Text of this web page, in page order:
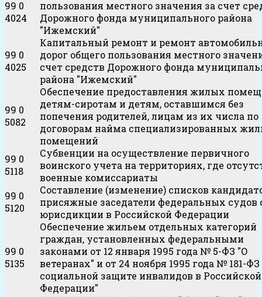
99 0
4024
пользования местного значения за счет
Дорожного фонда муниципального района
"Ижемский"
99 0
4025
Капитальный ремонт и ремонт
дорог общего пользования местного
счет средств Дорожного фонда
района "Ижемский"
99 0
5082
Обеспечение предоставления жилых
детям-сиротам и детям, оставшимся без
попечения родителей, лицам из их числа по
договорам найма специализированных
помещений
99 0
5118
Субвенции на осуществление первичного
воинского учета на территориях, где
военные комиссариаты
99 0
5120
Составление (изменение) списков
присяжные заседатели федеральных судов
юрисдикции в Российской Федерации
99 0
5135
Обеспечение жильем отдельных категорий
граждан, установленных федеральными
законами от 12 января 1995 года № 5-ФЗ "О
ветеранах" и от 24 ноября 1995 года № 181-
социальной защите инвалидов в Российской
Федерации"